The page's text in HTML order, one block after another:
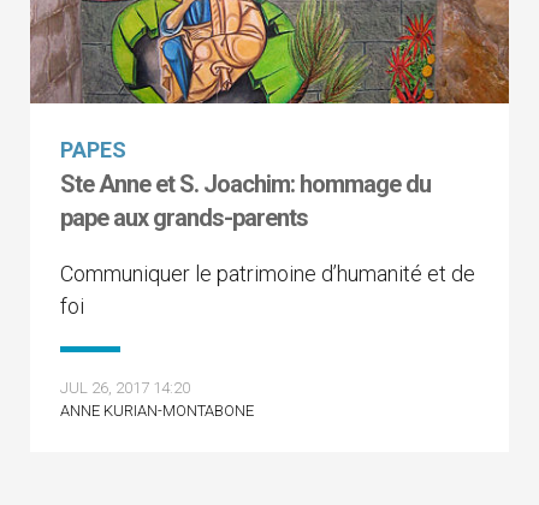
PAPES
Ste Anne et S. Joachim: hommage du
pape aux grands-parents
Communiquer le patrimoine d’humanité et de
foi
JUL 26, 2017 14:20
ANNE KURIAN-MONTABONE